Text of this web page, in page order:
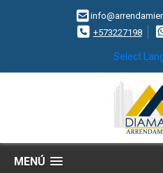
+573227198
Select
MENÚ